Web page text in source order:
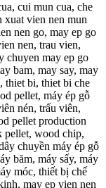
cui mun cua, che
xuat vien nen mun
nen go, may ep go
nen, trau vien,
chuyen may ep go
bam, may say, may
thiet bi, thiet bi che
pellet, máy ép gỗ
nén, trấu viên,
pellet production
pellet, wood chip,
chuyền máy ép gỗ
băm, máy sấy, máy
móc, thiết bị chế
may ep vien nen